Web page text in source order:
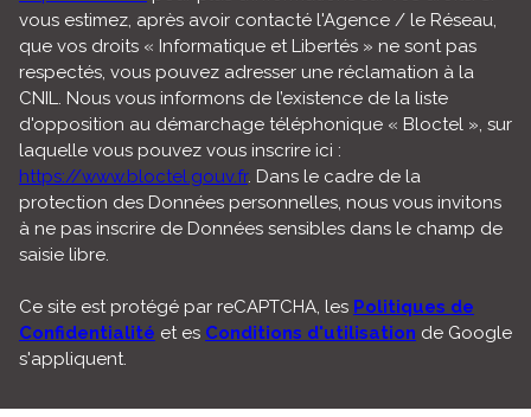
https://cnil.fr/frpour plus d’informations sur vos droits. Si
vous estimez, après avoir contacté l'Agence / le Réseau,
que vos droits « Informatique et Libertés » ne sont pas
respectés, vous pouvez adresser une réclamation à la
CNIL. Nous vous informons de l’existence de la liste
d'opposition au démarchage téléphonique « Bloctel », sur
laquelle vous pouvez vous inscrire ici :
https://www.bloctel.gouv.fr. Dans le cadre de la
protection des Données personnelles, nous vous invitons
à ne pas inscrire de Données sensibles dans le champ de
Ce site est protégé par reCAPTCHA, lesPolitiques de
Confidentialité